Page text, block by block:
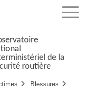
Menu
de la
routière
Blessures